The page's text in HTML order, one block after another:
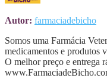
Autor: farmaciadebicho
Somos uma Farmácia
medicamentos e produtos
O melhor preço e entrega